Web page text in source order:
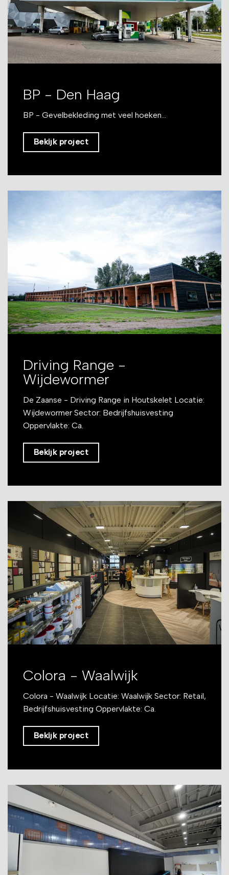
BP - Den Haag
BP - Gevelbekleding met veel hoeken...
Bekijk project
Driving Range -
Wijdewormer
De Zaanse - Driving Range in Houtskelet Locatie:
Wijdewormer Sector: Bedrijfshuisvesting
Oppervlakte: Ca.
Bekijk project
Colora - Waalwijk
Colora - Waalwijk Locatie: Waalwijk Sector: Retail,
Bedrijfshuisvesting Oppervlakte: Ca.
Bekijk project